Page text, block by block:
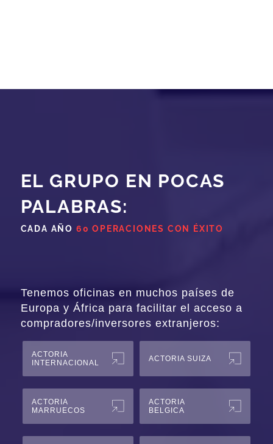
EL GRUPO EN POCAS
PALABRAS:
CADA AÑO 60 OPERACIONES CON ÉXITO
Tenemos oficinas en muchos países de
Europa y África para facilitar el acceso a
compradores/inversores extranjeros:
ACTORIA
INTERNACIONAL
ACTORIA SUIZA
ACTORIA
MARRUECOS
ACTORIA
BELGICA